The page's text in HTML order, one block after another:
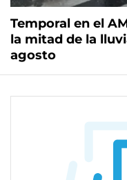
Temporal en el
la mitad de la
agosto